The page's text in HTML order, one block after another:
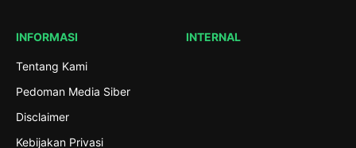
INFORMASI
Tentang Kami
Pedoman Media Siber
Disclaimer
Kebijakan Privasi
INTERNAL